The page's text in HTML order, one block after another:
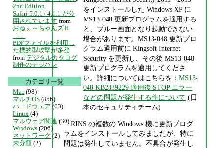
をインストールした Windows XP に
MS13-048 更新プログラムを適用する
と、ブルー画面となり起動できない
場合があります。MS13-048 更新プロ
グラム適用前に Kingsoft Internet
Security を更新し、その後 MS13-048
更新プログラムを適用してくださ
い。詳細についてはこちらを：MS13-
048 KB2839229 適用後 STOP エラー
などの問題が発生する件について (日
本のセキュリティチーム)
RINS の複数の Windows 機に更新プログ
ラムをインストールしてみましたが、特に
問題は発生していません。不具合が発生し
2nd Edition
Safari 5.0.1 / 4.1.1 が公
開されています from
おねぇ～ちゃんズＨ
ｉ！
PDFファイルを利用し
た標的型攻撃が多発
from デジタルカタログ
制作のデジパン
カテゴリ一覧
Mac (98)
マルチOS (856)
ハードウェア (63)
Linux (4)
マルウェア関連 (30)
Windows (206)
ネットワーク (2)
未分類 (2)